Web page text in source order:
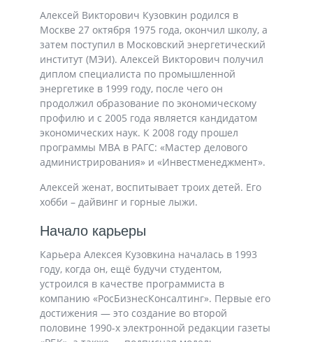
Алексей Викторович Кузовкин родился в
Москве 27 октября 1975 года, окончил школу, а
затем поступил в Московский энергетический
институт (МЭИ). Алексей Викторович получил
диплом специалиста по промышленной
энергетике в 1999 году, после чего он
продолжил образование по экономическому
профилю и с 2005 года является кандидатом
экономических наук. К 2008 году прошел
программы MBA в РАГС: «Мастер делового
администрирования» и «Инвестменеджмент».
Алексей женат, воспитывает троих детей. Его
хобби – дайвинг и горные лыжи.
Начало карьеры
Карьера Алексея Кузовкина началась в 1993
году, когда он, ещё будучи студентом,
устроился в качестве программиста в
компанию «РосБизнесКонсалтинг». Первые его
достижения — это создание во второй
половине 1990-х электронной редакции газеты